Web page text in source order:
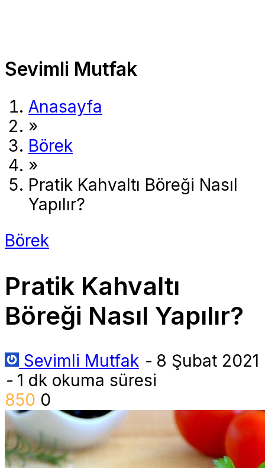
Sevimli Mutfak
Anasayfa
»
Börek
»
Pratik Kahvaltı Böreği Nasıl
Yapılır?
Börek
Pratik Kahvaltı
Böreği Nasıl Yapılır?
Sevimli Mutfak - 8 Şubat 2021
-1 dk okuma süresi
850 0